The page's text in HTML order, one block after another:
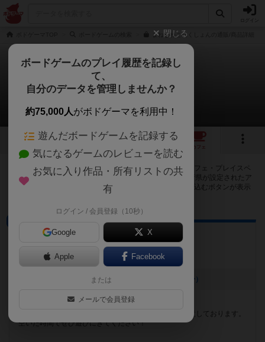
まねきねこれくしょんの通販/商品詳細
まねきねこれくしょん
27店のカフェ/スペースが提供中
6 3
カフェ
まねきねこれくしょんで遊ぶことができるボードゲームカフェ・プレイスペ
ースが27店登録されています。公開プロフィールの都道府県が設定されたア
カウントでログインすると、同じ都道府県内の店舗に絞り込むボタンが表示
Sonnen Spiele
愛知県名古屋市天白区八事山６４１
[NEW] 8月営業カレンダー（2026年07月17日 13時19分）
遊べるボードゲーム
1353個
名城大学徒歩１分！！ ３０分～の料金プランをご用意しております。
空いた時間でぜひ遊びにきてください！
閉じる
ボードゲームのプレイ履歴を記録し
て、
自分のデータを管理しませんか？
約75,000人がボドゲーマを利用中！
遊んだボードゲームを記録する
気になるゲームのレビューを読む
お気に入り作品・所有リストの共
有
ログイン / 会員登録（10秒）
Google X
Apple Facebook
または
メールで会員登録